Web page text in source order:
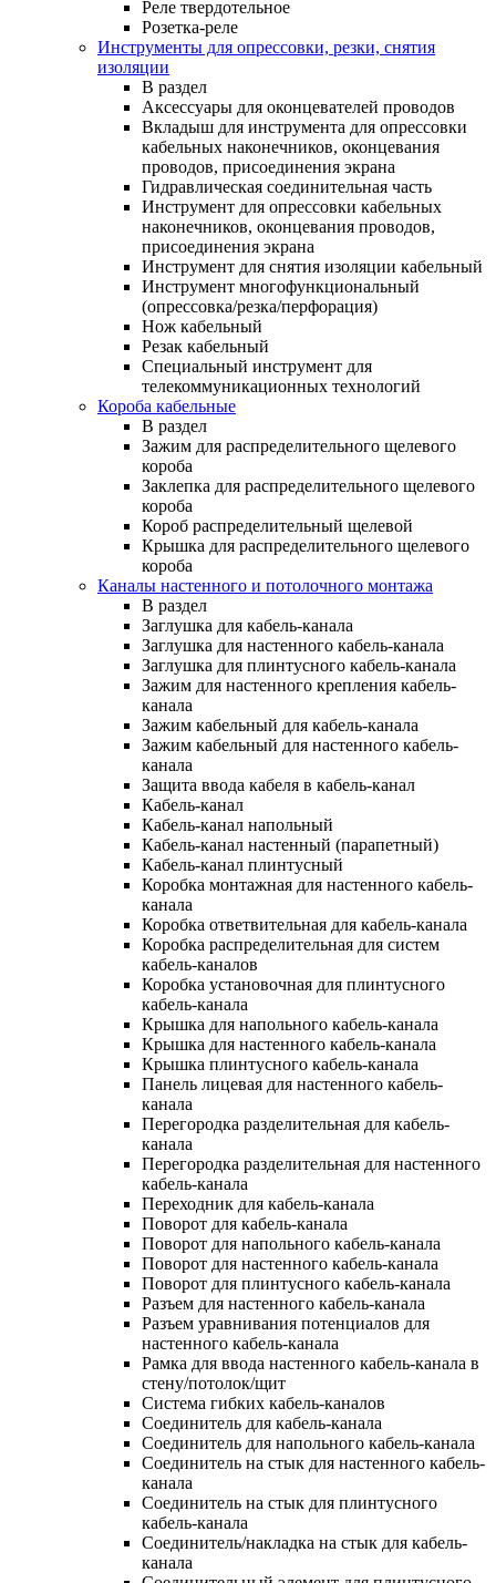
Реле твердотельное
Розетка-реле
Инструменты для опрессовки, резки, снятия
изоляции
В раздел
Аксессуары для оконцевателей проводов
Вкладыш для инструмента для опрессовки
кабельных наконечников, оконцевания
проводов, присоединения экрана
Гидравлическая соединительная часть
Инструмент для опрессовки кабельных
наконечников, оконцевания проводов,
присоединения экрана
Инструмент для снятия изоляции кабельный
Инструмент многофункциональный
(опрессовка/резка/перфорация)
Нож кабельный
Резак кабельный
Специальный инструмент для
телекоммуникационных технологий
Короба кабельные
В раздел
Зажим для распределительного щелевого
короба
Заклепка для распределительного щелевого
короба
Короб распределительный щелевой
Крышка для распределительного щелевого
короба
Каналы настенного и потолочного монтажа
В раздел
Заглушка для кабель-канала
Заглушка для настенного кабель-канала
Заглушка для плинтусного кабель-канала
Зажим для настенного крепления кабель-
канала
Зажим кабельный для кабель-канала
Зажим кабельный для настенного кабель-
канала
Защита ввода кабеля в кабель-канал
Кабель-канал
Кабель-канал напольный
Кабель-канал настенный (парапетный)
Кабель-канал плинтусный
Коробка монтажная для настенного кабель-
канала
Коробка ответвительная для кабель-канала
Коробка распределительная для систем
кабель-каналов
Коробка установочная для плинтусного
кабель-канала
Крышка для напольного кабель-канала
Крышка для настенного кабель-канала
Крышка плинтусного кабель-канала
Панель лицевая для настенного кабель-
канала
Перегородка разделительная для кабель-
канала
Перегородка разделительная для настенного
кабель-канала
Переходник для кабель-канала
Поворот для кабель-канала
Поворот для напольного кабель-канала
Поворот для настенного кабель-канала
Поворот для плинтусного кабель-канала
Разъем для настенного кабель-канала
Разъем уравнивания потенциалов для
настенного кабель-канала
Рамка для ввода настенного кабель-канала в
стену/потолок/щит
Система гибких кабель-каналов
Соединитель для кабель-канала
Соединитель для напольного кабель-канала
Соединитель на стык для настенного кабель-
канала
Соединитель на стык для плинтусного
кабель-канала
Соединитель/накладка на стык для кабель-
канала